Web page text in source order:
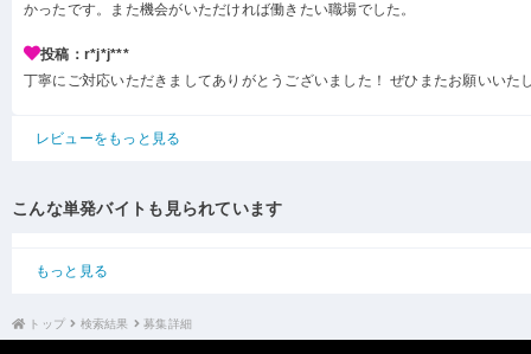
かったです。また機会がいただければ働きたい職場でした。
投稿：r*j*j***
丁寧にご対応いただきましてありがとうございました！ ぜひまたお願いいた
レビューをもっと見る
こんな単発バイトも見られています
もっと見る
トップ 検索結果 募集詳細